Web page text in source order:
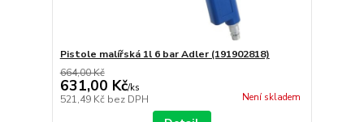
Pistole malířská 1l 6 bar Adler (191902818)
664,00 Kč
631,00 Kč/ks
521,49 Kč bez DPH Není skladem